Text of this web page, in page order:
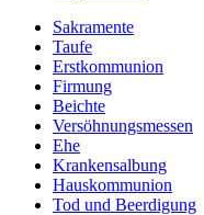
Sakramente
Taufe
Erstkommunion
Firmung
Beichte
Versöhnungsmessen
Ehe
Krankensalbung
Hauskommunion
Tod und Beerdigung